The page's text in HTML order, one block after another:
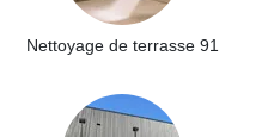
Nettoyage de terrasse 91